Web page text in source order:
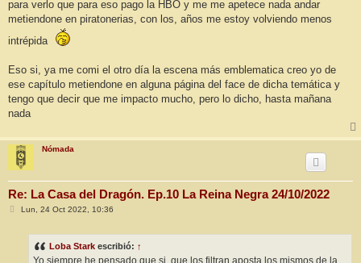
para verlo que para eso pago la HBO y me me apetece nada andar
metiendone en piratonerias, con los, años me estoy volviendo menos
intrépida
Eso si, ya me comi el otro día la escena más emblematica creo yo de
ese capítulo metiendone en alguna página del face de dicha temática y
tengo que decir que me impacto mucho, pero lo dicho, hasta mañana
nada
Nómada
Re: La Casa del Dragón. Ep.10 La Reina Negra 24/10/2022
MLun, 24 Oct 2022, 10:36
Loba Stark escribió: ↑
Yo siempre he pensado que si, que los filtran aposta los mismos de la